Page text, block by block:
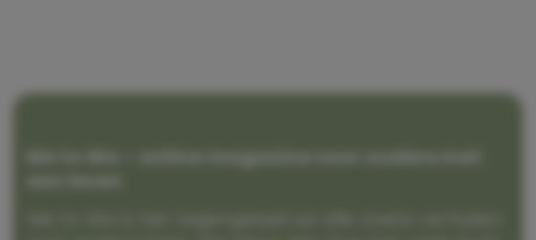
Me to We – online magazine voor ouders met